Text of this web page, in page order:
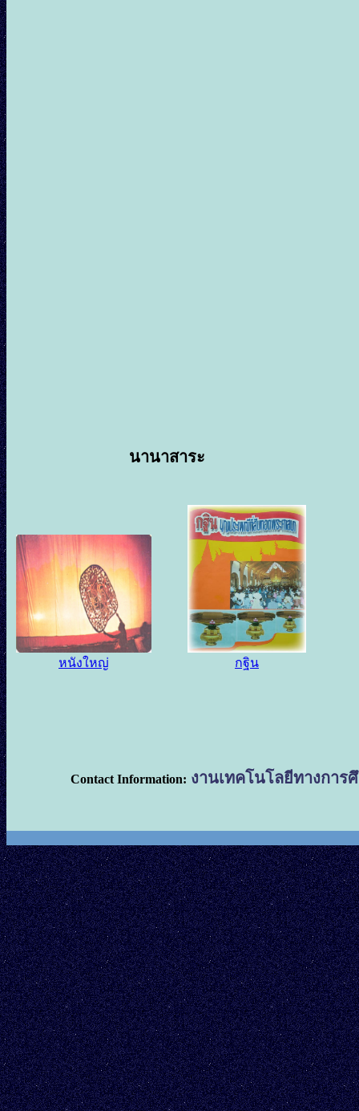
นานาสาระ
หนังใหญ่ กฐิน
Contact Information: งานเทคโนโลยีทางกา